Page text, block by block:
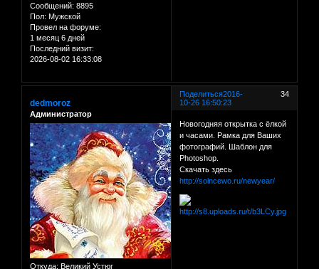
Сообщений: 8895
Пол: Мужской
Провел на форуме:
1 месяц 6 дней
Последний визит:
2026-08-02 16:33:08
Поделиться 34
2016-
10-26 16:50:23
dedmoroz
Администратор
Откуда: Великий Устюг
Новогодняя открытка с ёлкой
и часами. Рамка для Ваших
фотографий. Шаблон для
Photoshop.
Скачать здесь
http://solncewo.ru/newyear/